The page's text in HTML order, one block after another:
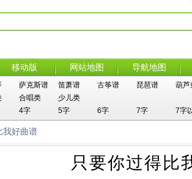
移动版 网站地图 导航地图
萨克斯谱 笛萧谱 古筝谱 琵琶谱 葫芦
合唱类
少儿类
4字 5字 6字 7字 7字
我好曲谱
只要你过得比